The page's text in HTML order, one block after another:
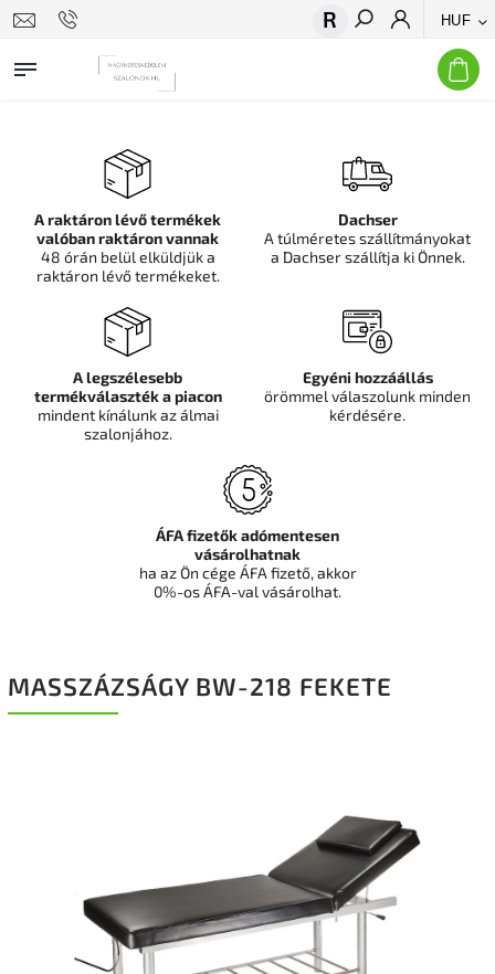
HUF
Keresés
MASSZÁZSÁGY BW-218 FEKETE
A raktáron lévő termékek
valóban raktáron vannak
48 órán belül elküldjük a
raktáron lévő termékeket.
Dachser
A túlméretes szállítmányokat
a Dachser szállítja ki Önnek.
A legszélesebb
termékválaszték a piacon
mindent kínálunk az álmai
szalonjához.
Egyéni hozzáállás
örömmel válaszolunk minden
kérdésére.
ÁFA fizetők adómentesen
vásárolhatnak
ha az Ön cége ÁFA fizető, akkor
0%-os ÁFA-val vásárolhat.